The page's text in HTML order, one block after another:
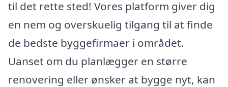
til det rette sted! Vores platform giver dig
en nem og overskuelig tilgang til at finde
de bedste byggefirmaer i området.
Uanset om du planlægger en større
renovering eller ønsker at bygge nyt, kan